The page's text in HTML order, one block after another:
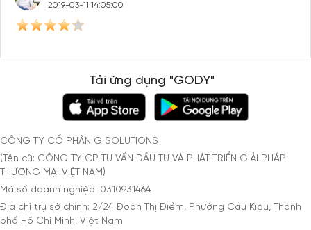
2019-03-11 14:05:00
Tải ứng dụng "GODY"
CÔNG TY CỔ PHẦN G SOLUTIONS
(Tên cũ: CÔNG TY CP TƯ VẤN ĐẦU TƯ VÀ PHÁT TRIỂN GIẢI PHÁP
THƯƠNG MẠI VIỆT NAM)
Mã số doanh nghiệp: 0310931464
Địa chỉ trụ sở chính: 2/24 Đoàn Thị Điểm, Phường Cầu Kiệu, Thành
phố Hồ Chí Minh, Việt Nam